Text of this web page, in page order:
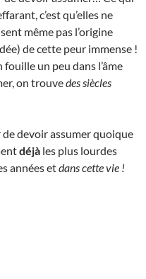
c’est qu’elles ne
même pas l’origine
de cette peur immense !
fouille un peu dans l’âme
on trouvedes siècles
devoir assumer quoique
déjà les plus lourdes
années etdans cette vie !